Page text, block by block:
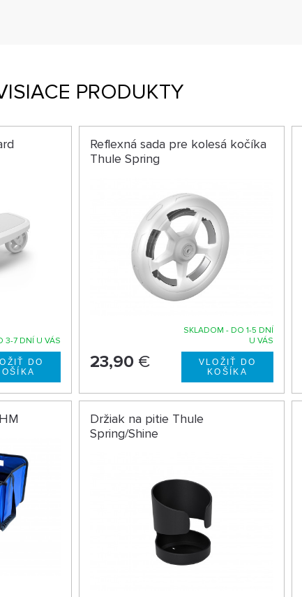
PRODUKTY
3-7 DNÍ U VÁS
Reflexná sada pre kolesá kočíka
Thule Spring
SKLADOM - DO 1-5 DNÍ
U VÁS
23,90€
Držiak na pitie Thule
Spring/Shine